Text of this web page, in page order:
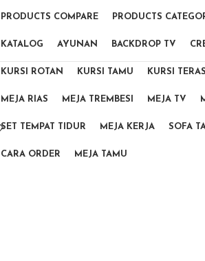
PRODUCTS COMPARE PRODUCTS
KATALOG AYUNAN BACKDROP TV
KURSI ROTAN KURSI TAMU KURSI TERAS
MEJA RIAS MEJA TREMBESI MEJA TV
SET TEMPAT TIDUR MEJA KERJA SOFA
CARA ORDER MEJA TAMU